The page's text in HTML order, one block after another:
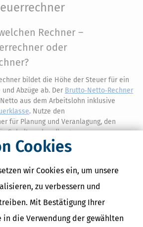
Cookies
wir Cookies ein, um unsere
zu verbessern und
Mit Bestätigung Ihrer
in die Verwendung der gewählten
Rechner –
oder
bildet die Höhe der Steuer für ein
Abzüge ab. Der Brutto‑Netto‑Rechner
aus dem Arbeitslohn inklusive
. Nutze den
für Planung und Veranlagung, den
Gehaltsverhandlungen.
Ehepaar meine
berechnen?
und wählt – falls zutreffend –
Einkommen (zvE)?